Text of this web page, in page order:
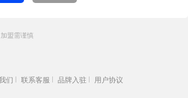
盟需谨慎
们 联系客服 品牌入驻 用户协议